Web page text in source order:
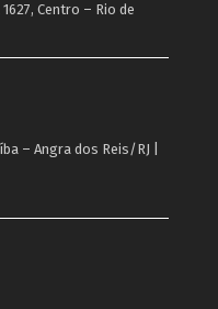
Centro – Rio de
– Angra dos Reis/RJ |